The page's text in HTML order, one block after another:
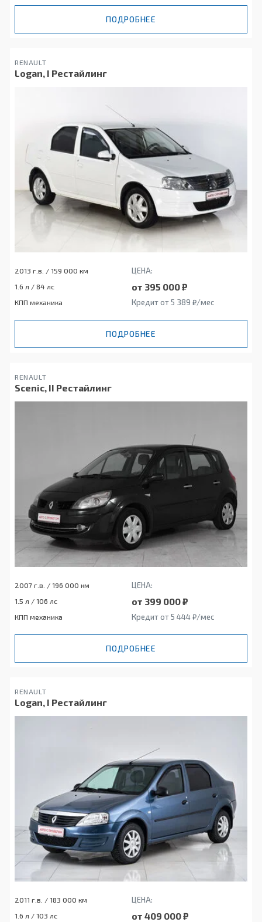
ПОДРОБНЕЕ
RENAULT
Logan, I Рестайлинг
2013 г.в. / 159 000 км ЦЕНА:
1.6 л / 84 лс от 395 000 ₽
КПП механика Кредит от 5 389 ₽/мес
ПОДРОБНЕЕ
RENAULT
Scenic, II Рестайлинг
2007 г.в. / 196 000 км ЦЕНА:
1.5 л / 106 лс от 399 000 ₽
КПП механика Кредит от 5 444 ₽/мес
ПОДРОБНЕЕ
RENAULT
Logan, I Рестайлинг
2011 г.в. / 183 000 км ЦЕНА:
1.6 л / 103 лс от 409 000 ₽